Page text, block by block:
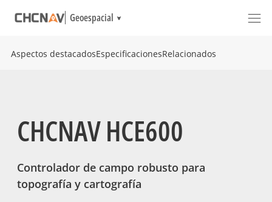
Geoespacial
Aspectos destacadosEspecificacionesRelacionados
CHCNAV HCE600
Controlador de campo robusto para
topografía y cartografía